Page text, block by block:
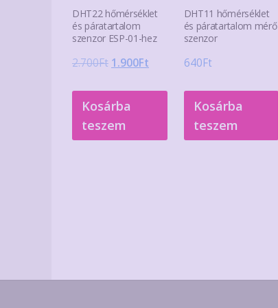
DHT22 hőmérséklet
és páratartalom
szenzor ESP-01-hez
2.700Ft Original
was:
2.700Ft.
1.900Ft Current
Kosárba
teszem
DHT11 hőmérséklet
és páratartalom mérő
szenzor
640Ft
Kosárba
teszem